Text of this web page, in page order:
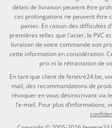
délais de livraison peuvent être
ces prolongations ne peuvent être
panier. En raison des difficultés
premières telles que l'acier, le PVC
livraison de votre commande soit
cette information en considération.
prix ni la rétractation de
En tant que client de fenetre24.be,
mail, des recommandations de
révoquer en vous désinscrivant via
l’e-mail. Pour plus d’informations,